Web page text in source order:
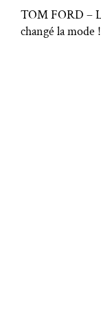
TOM FORD –
changé la mode !